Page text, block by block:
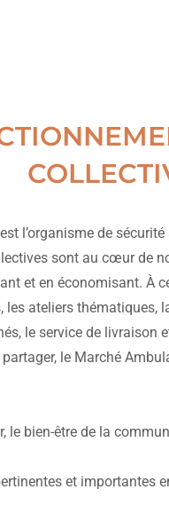
l’organisme de
sont au cœur de
et en économisant. À
les ateliers thématiques,
le service de livraison
partager, le Marché
le bien-être de la
et importantes